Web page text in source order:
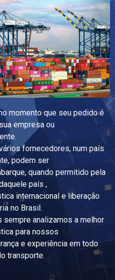
momento que seu pedido é
empresa ou
fornecedores, num país
podem ser
quando permitido pela
país ,
internacional e liberação
no Brasil.
analizamos a melhor
para nossos
e experiência em todo
transporte.